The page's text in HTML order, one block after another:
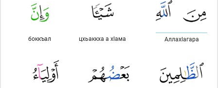
Аллахlагара
цхьаккха а хlама
боккъал